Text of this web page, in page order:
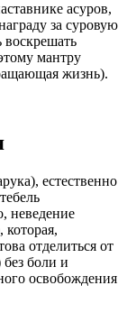
асуров,
за суровую
воскрешать
мантру
жизнь).
естественно
неведение
отделиться от
боли и
освобождения